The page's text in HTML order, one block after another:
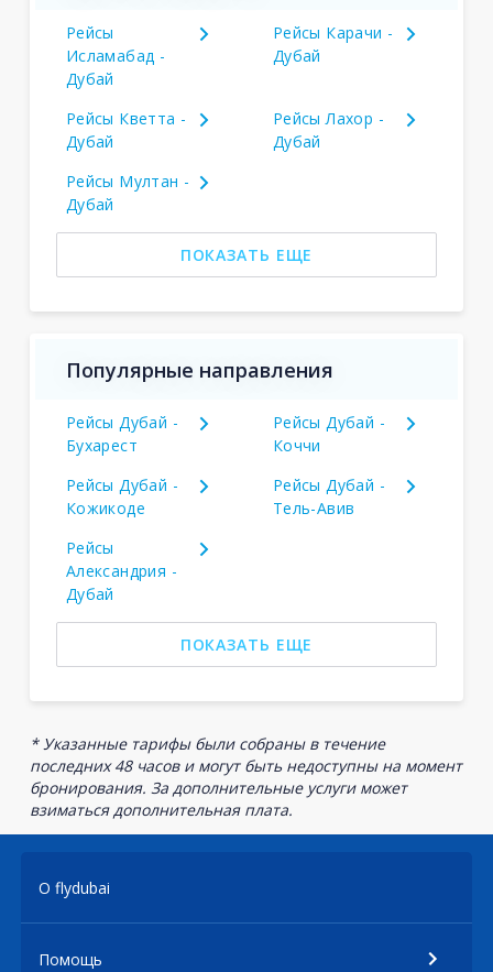
Рейсы
Исламабад -
Дубай
Рейсы Карачи -
Дубай
Рейсы Кветта -
Дубай
Рейсы Лахор -
Дубай
Рейсы Мултан -
Дубай
ПОКАЗАТЬ ЕЩЕ
Популярные направления
Рейсы Дубай -
Бухарест
Рейсы Дубай -
Коччи
Рейсы Дубай -
Кожикоде
Рейсы Дубай -
Тель-Авив
Рейсы
Александрия -
Дубай
ПОКАЗАТЬ ЕЩЕ
* Указанные тарифы были собраны в течение
последних 48 часов и могут быть недоступны на момент
бронирования. За дополнительные услуги может
взиматься дополнительная плата.
О flydubai
Помощь